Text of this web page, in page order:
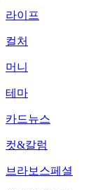
라이프
컬처
머니
테마
카드뉴스
컷&칼럼
브라보스페셜